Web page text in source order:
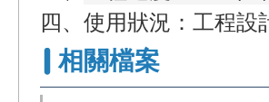
四、使用狀況：工程設
相關檔案